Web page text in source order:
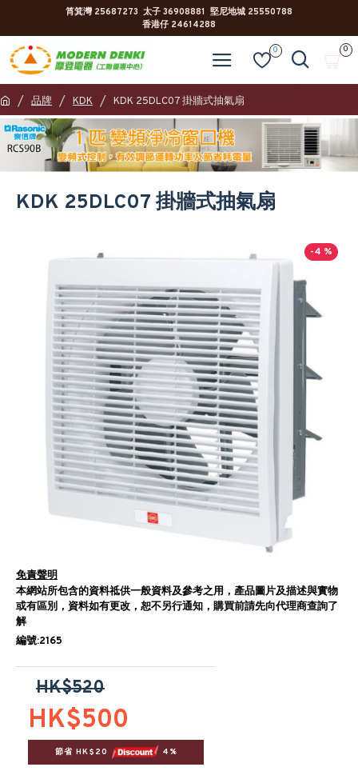
筲箕灣 25687273 太子 36908881 堅尼地城 25550788
香港仔 24614288
0 0
品牌 KDK KDK 25DLC07 掛牆式抽氣扇
KDK 25DLC07 掛牆式抽氣扇
-4 %
免責聲明
本網站所包含的資料祗供一般資料及參考之用，產品圖片及描述與實物
或有區別，資料如有更改，恕不另行通知，購買前請先向代理商查詢了
解
編號:2165
HK$500
HK$520
節省 HK$20 4%